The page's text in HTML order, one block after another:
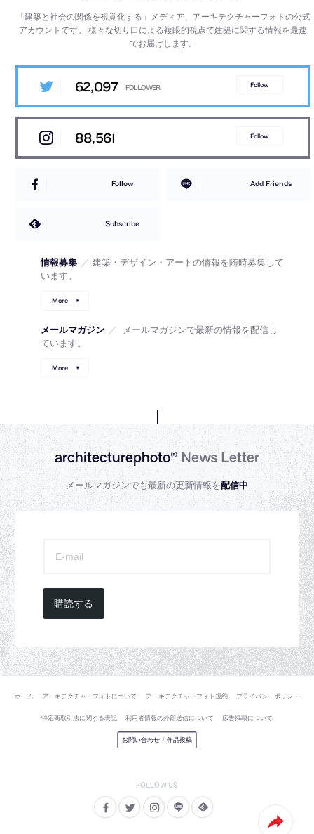
「建築と社会の関係を視覚化する」メディア、アーキテクチャーフォトの公式
アカウントです。様々な切り口による複眼的視点で建築に関する情報を最速
でお届けします。
62,097 Follow
88,561 Follow
Follow Add Friends
Subscribe
情報募集 ／ 建築・デザイン・アートの情報を随時募集して
います。
More
メールマガジン ／
メールマガジンで最新の情報を配信し
ています。
More
architecturephoto®News Letter
メールマガジンでも最新の更新情報を配信中
購読する
ホーム アーキテクチャーフォトについて アーキテクチャーフォト規約 プライバシーポリシー
特定商取引法に関する表記 利用者情報の外部送信について 広告掲載について
お問い合わせ / 作品投稿